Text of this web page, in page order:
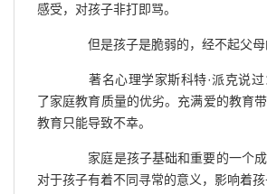
感受，对孩子非打即骂。
但是孩子是脆弱的，经不起父母
著名心理学家斯科特·派克说过
了家庭教育质量的优劣。充满爱的教育
教育只能导致不幸。
家庭是孩子基础和重要的一个成
对于孩子有着不同寻常的意义，影响着孩